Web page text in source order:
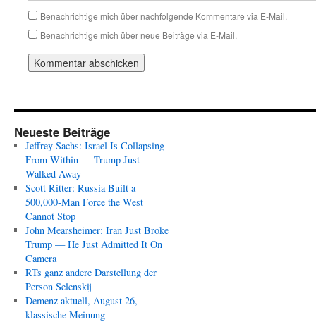
Benachrichtige mich über nachfolgende Kommentare via E-Mail.
Benachrichtige mich über neue Beiträge via E-Mail.
Neueste Beiträge
Jeffrey Sachs: Israel Is Collapsing
From Within — Trump Just
Walked Away
Scott Ritter: Russia Built a
500,000-Man Force the West
Cannot Stop
John Mearsheimer: Iran Just Broke
Trump — He Just Admitted It On
Camera
RTs ganz andere Darstellung der
Person Selenskij
Demenz aktuell, August 26,
klassische Meinung